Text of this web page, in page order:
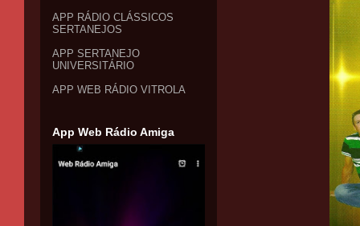
APP RÁDIO CLÁSSICOS
SERTANEJOS
APP SERTANEJO
UNIVERSITÁRIO
APP WEB RÁDIO VITROLA
App Web Rádio Amiga